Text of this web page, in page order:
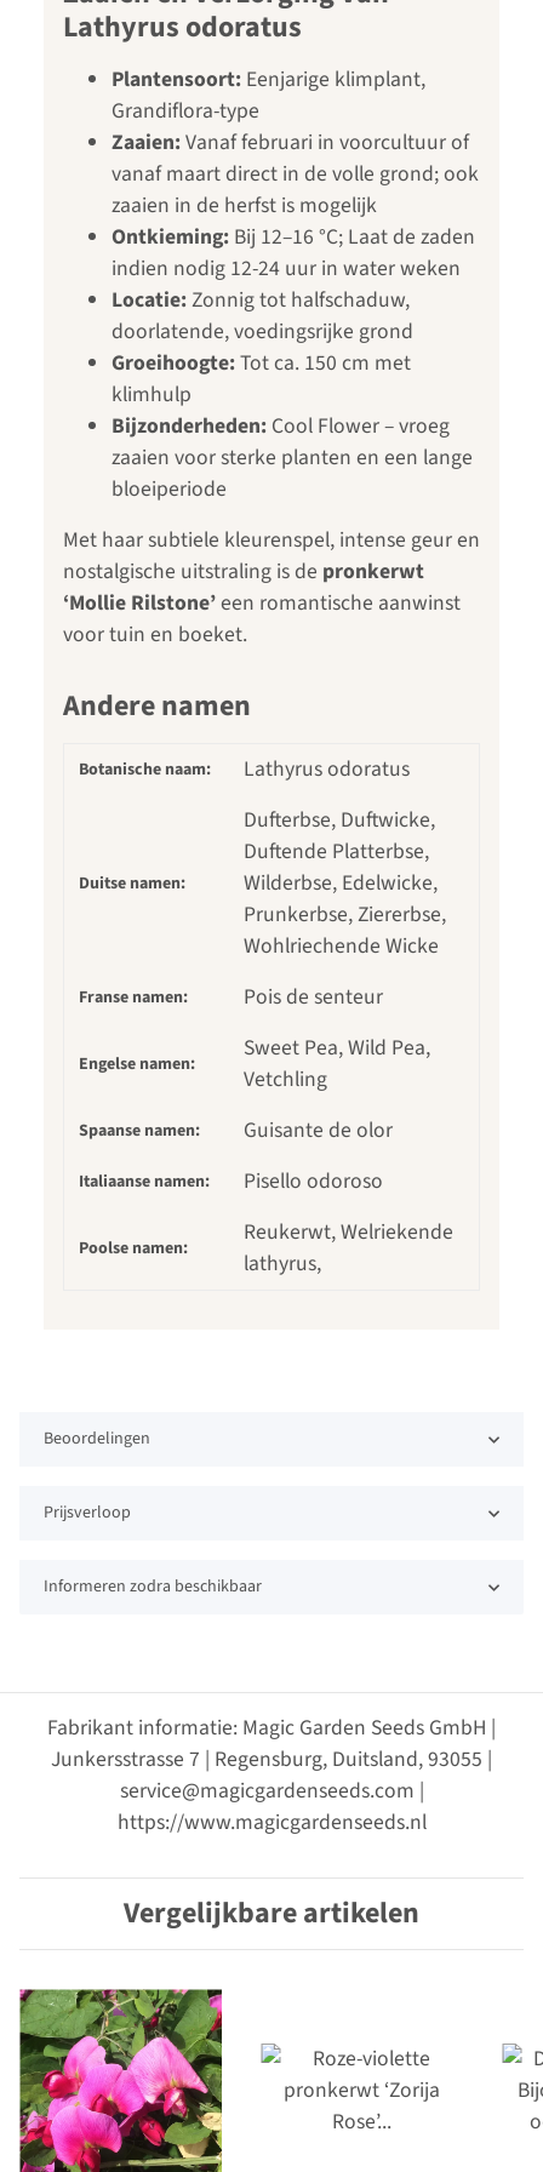
Lathyrus odoratus
Plantensoort: Eenjarige klimplant,
Grandiflora-type
Zaaien:Vanaf februari in voorcultuur of
vanaf maart direct in de volle grond; ook
zaaien in de herfst is mogelijk
Ontkieming: Bij 12–16 °C; Laat de zaden
indien nodig 12-24 uur in water weken
Locatie:Zonnig tot halfschaduw,
doorlatende, voedingsrijke grond
Groeihoogte:Tot ca. 150 cm met
klimhulp
Bijzonderheden: Cool Flower – vroeg
zaaien voor sterke planten en een lange
bloeiperiode
Met haar subtiele kleurenspel, intense geur en
nostalgische uitstraling is de pronkerwt
‘Mollie Rilstone’een romantische aanwinst
voor tuin en boeket.
Andere namen
Botanische naam: Lathyrus odoratus
Duitse namen:
Dufterbse, Duftwicke,
Duftende Platterbse,
Wilderbse, Edelwicke,
Prunkerbse, Ziererbse,
Wohlriechende Wicke
Franse namen: Pois de senteur
Engelse namen:
Sweet Pea, Wild Pea,
Vetchling
Spaanse namen: Guisante de olor
Italiaanse namen: Pisello odoroso
Poolse namen:
Reukerwt, Welriekende
lathyrus,
Beoordelingen
Prijsverloop
Informeren zodra beschikbaar
Fabrikant informatie: Magic Garden Seeds GmbH |
Junkersstrasse 7 | Regensburg, Duitsland, 93055 |
service@magicgardenseeds.com |
https://www.magicgardenseeds.nl
Vergelijkbare artikelen